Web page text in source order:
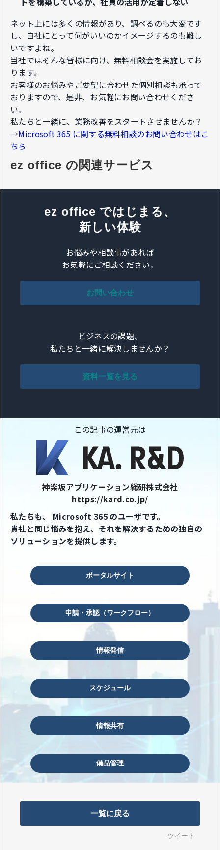
ネット上には多くの情報があり、調べるのも大変です
し、自社にとって何がいいのかイメージするのも難し
いですよね。​
当社ではそんな皆様に向け、無料相談会を実施してお
ります。​
お客様のお悩みやご要望に合わせた個別相談も承って
おりますので、​是非、お気軽にお問い合わせくださ
い。​
私たちと一緒に、業務改善をスタートさせませんか？
→Microsoft 365 に関する無料相談のお問い合わせはこ
ちら
ez office の関連サービス
ez office ではじまる、
新しい体験
お悩みや相談事があれば
お気軽にご相談ください。
お問い合わせ
ビジネスの課題、
私たちと一緒に解決しませんか？
資料一覧を見る
この記事の運営元は
神楽坂アプリケーション総研株式会社
https://kard.co.jp/
私たちも、 Microsoft 365 のユーザです。
貴社と同じ悩みを抱え、それを解決するための独自の
ソリューションを提供します。
ポータルサイト
申請・承認（ワークフロー）
情報発信
スケジュール
情報共有
備品管理
一覧に戻る
ツイート